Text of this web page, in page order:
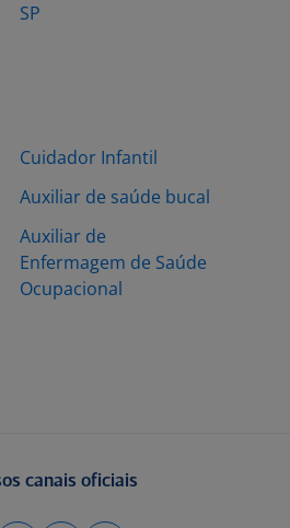
SP
Cuidador Infantil
Auxiliar de saúde bucal
Auxiliar de
Enfermagem de Saúde
Ocupacional
canais oficiais